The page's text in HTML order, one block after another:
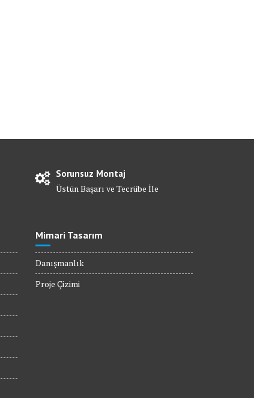
Sorunsuz Montaj
Üstün Başarı ve Tecrübe İle
Mimari Tasarım
Danışmanlık
Proje Çizimi